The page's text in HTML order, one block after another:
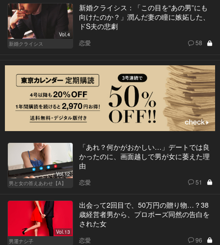
Vol.4
新婚クライシス
新婚クライシス：「この目を“あの男”にも
向けたのか？」潤んだ妻の瞳に嫉妬した、
ドS夫の悲劇
恋愛 58
Vol.12
男と女の答えあわせ【A】
「あれ？何かがおかしい…」デートでは良
かったのに、画面越しで男が女に萎えた理
由
恋愛 51
Vol.13
男運ナシ子
出会って2回目で、50万円の贈り物…？38
歳経営者男から、プロポーズ同然の告白を
された女
恋愛 96